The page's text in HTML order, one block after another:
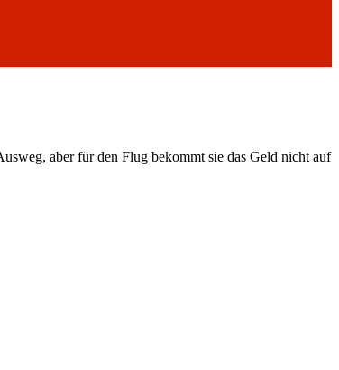
aber für den Flug bekommt sie das Geld nicht auf